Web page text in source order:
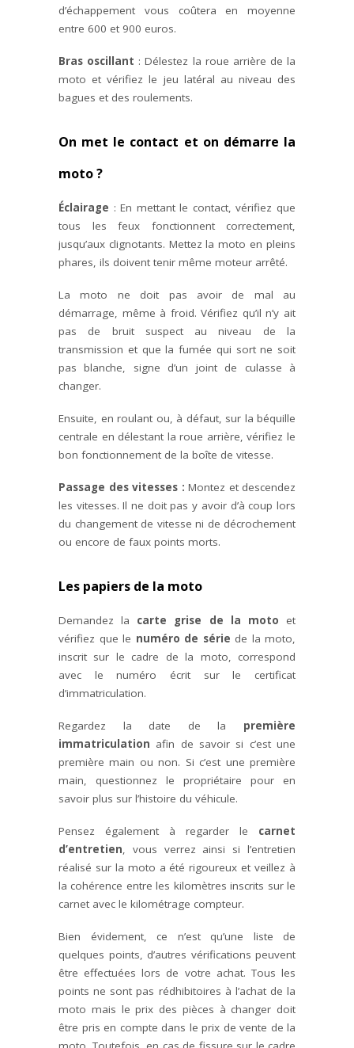
d’échappement vous coûtera en moyenne
entre 600 et 900 euros.
Bras oscillant : Délestez la roue arrière de la
moto et vérifiez le jeu latéral au niveau des
bagues et des roulements.
On met le contact et on démarre la
moto ?
Éclairage : En mettant le contact, vérifiez que
tous les feux fonctionnent correctement,
jusqu’aux clignotants. Mettez la moto en pleins
phares, ils doivent tenir même moteur arrêté.
La moto ne doit pas avoir de mal au
démarrage, même à froid. Vérifiez qu’il n’y ait
pas de bruit suspect au niveau de la
transmission et que la fumée qui sort ne soit
pas blanche, signe d’un joint de culasse à
changer.
Ensuite, en roulant ou, à défaut, sur la béquille
centrale en délestant la roue arrière, vérifiez le
bon fonctionnement de la boîte de vitesse.
Passage des vitesses : Montez et descendez
les vitesses. Il ne doit pas y avoir d’à coup lors
du changement de vitesse ni de décrochement
ou encore de faux points morts.
Les papiers de la moto
Demandez la carte grise de la moto et
vérifiez que le numéro de série de la moto,
inscrit sur le cadre de la moto, correspond
avec le numéro écrit sur le certificat
d’immatriculation.
Regardez la date de la première
immatriculation afin de savoir si c’est une
première main ou non. Si c’est une première
main, questionnez le propriétaire pour en
savoir plus sur l’histoire du véhicule.
Pensez également à regarder le carnet
d’entretien, vous verrez ainsi si l’entretien
réalisé sur la moto a été rigoureux et veillez à
la cohérence entre les kilomètres inscrits sur le
carnet avec le kilométrage compteur.
Bien évidement, ce n’est qu’une liste de
quelques points, d’autres vérifications peuvent
être effectuées lors de votre achat. Tous les
points ne sont pas rédhibitoires à l’achat de la
moto mais le prix des pièces à changer doit
être pris en compte dans le prix de vente de la